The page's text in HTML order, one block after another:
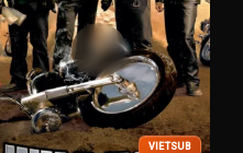
VIETSUB